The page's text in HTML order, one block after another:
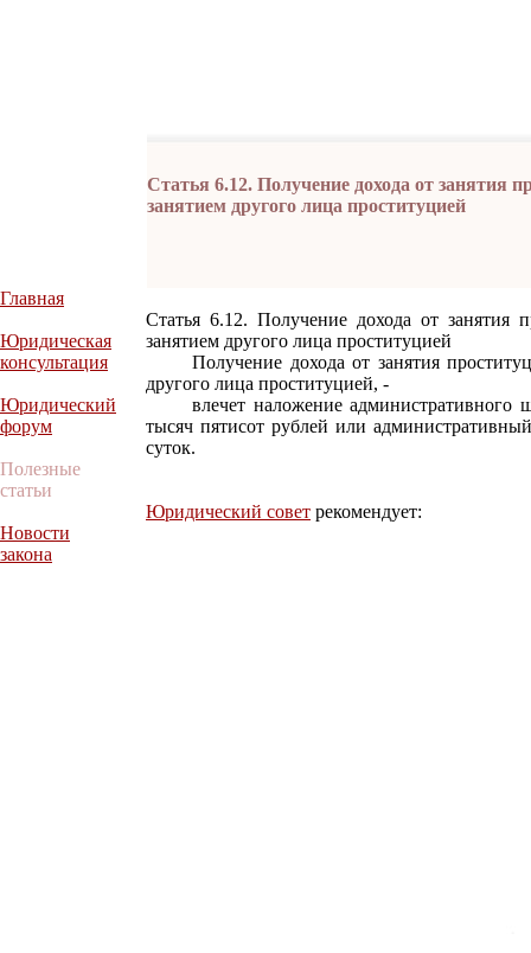
Статья 6.12. Получение дохода от занятия
занятием другого лица проституцией
Главная
Юридическая
консультация
Юридический
форум
Полезные
статьи
Новости
закона
Статья 6.12. Получение дохода от занятия
занятием другого лица проституцией
Получение дохода от занятия
другого лица проституцией, -
влечет наложение административного
тысяч пятисот рублей или
суток.
Юридический совет рекомендует: